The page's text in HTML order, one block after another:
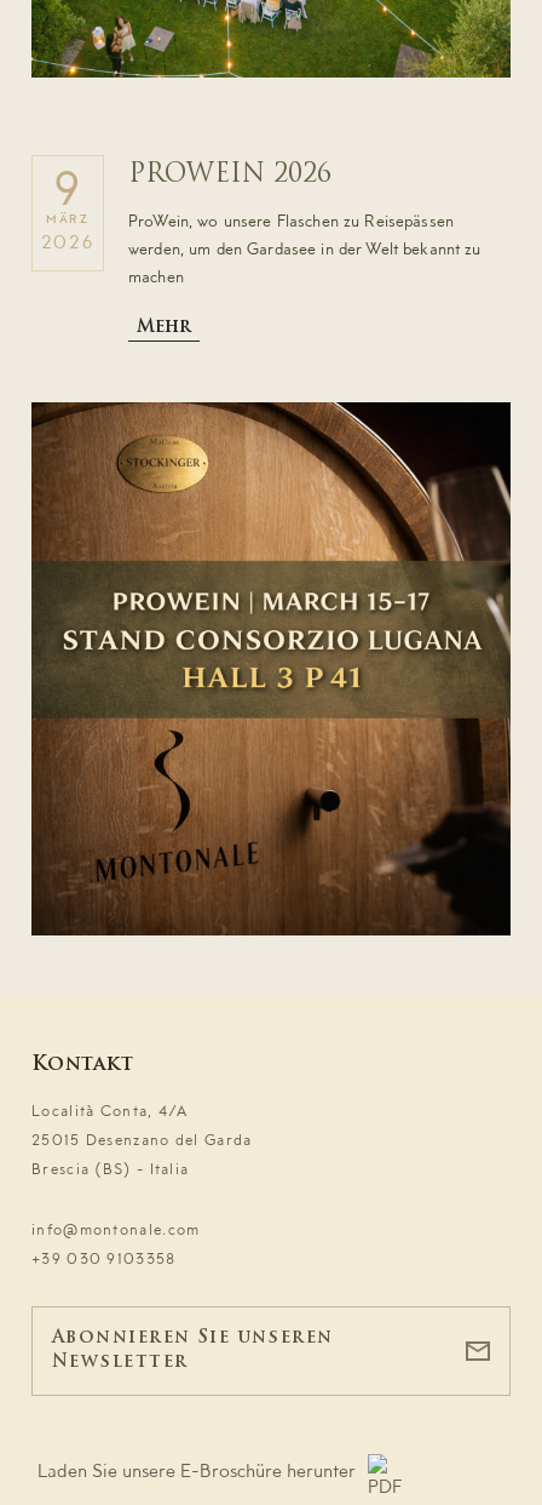
9
MÄRZ
2026
PROWEIN 2026
ProWein, wo unsere Flaschen zu Reisepässen
werden, um den Gardasee in der Welt bekannt zu
machen
Mehr
Kontakt
Località Conta, 4/A
25015 Desenzano del Garda
Brescia (BS) - Italia
info@montonale.com
+39 030 9103358
Abonnieren Sie unseren
Newsletter
Laden Sie unsere E-Broschüre herunter